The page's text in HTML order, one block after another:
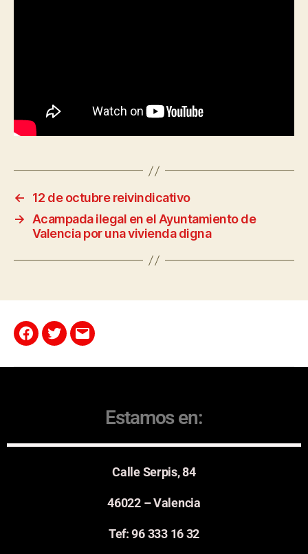
←
12 de octubre reivindicativo
→ Acampada ilegal en el Ayuntamiento de
Valencia por una vivienda digna
Estamos en:
Calle Serpis, 84
46022 – Valencia
Tef: 96 333 16 32